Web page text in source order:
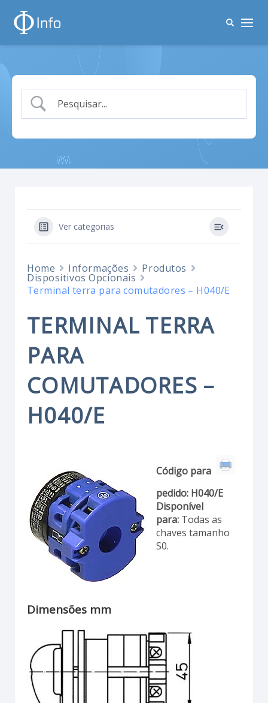
Ver categorias
Home Informações Produtos
Dispositivos Opcionais
Terminal terra para comutadores – H040/E
TERMINAL TERRA
PARA
COMUTADORES –
H040/E
Código para
pedido: H040/E
Disponível
para: Todas as
chaves tamanho
S0.
Dimensões mm